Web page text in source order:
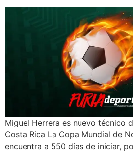
Miguel Herrera es nuevo técnico
Costa Rica La Copa Mundial de
encuentra a 550 días de iniciar,